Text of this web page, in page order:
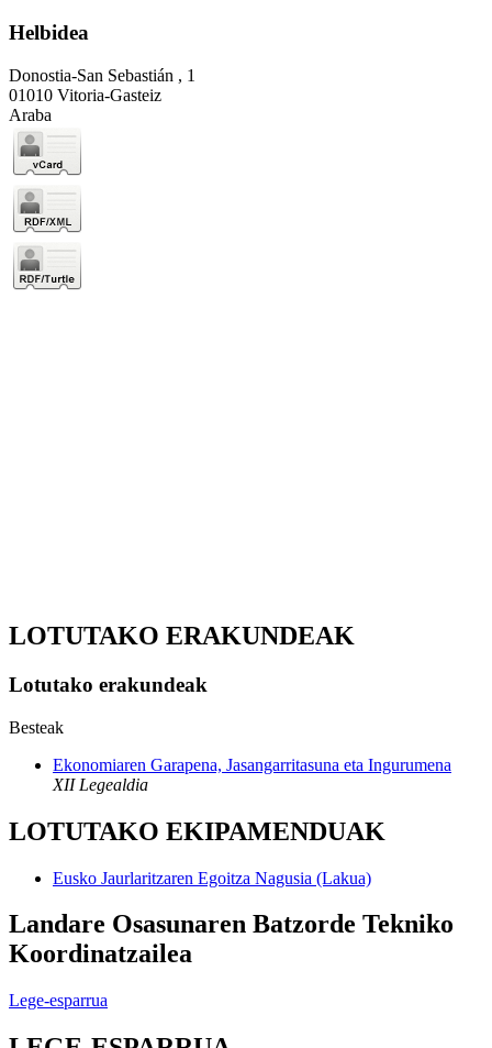
Helbidea
Donostia-San Sebastián , 1
01010 Vitoria-Gasteiz
Araba
LOTUTAKO ERAKUNDEAK
Lotutako erakundeak
Besteak
Ekonomiaren Garapena, Jasangarritasuna eta Ingurumena
XII Legealdia
LOTUTAKO EKIPAMENDUAK
Eusko Jaurlaritzaren Egoitza Nagusia (Lakua)
Landare Osasunaren Batzorde Tekniko
Koordinatzailea
Lege-esparrua